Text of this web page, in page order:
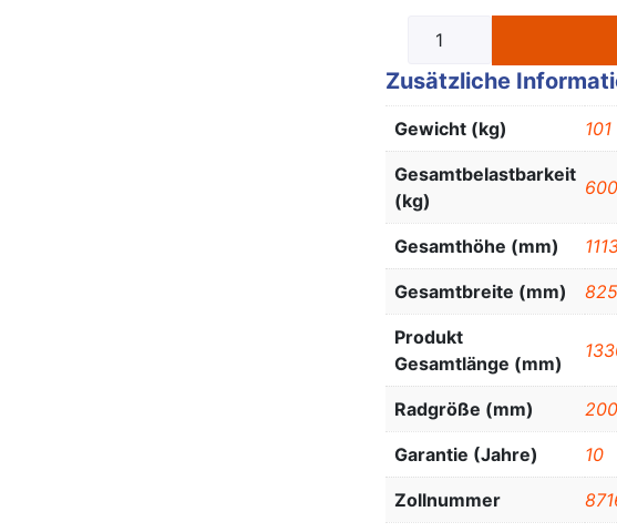
Zusätzliche
Gewicht (kg) 101
Gesamtbelastbarkeit
(kg)
600
Gesamthöhe (mm)
Gesamtbreite (mm) 825
Produkt
Gesamtlänge (mm)
Radgröße (mm)
Garantie (Jahre) 10
Zollnummer